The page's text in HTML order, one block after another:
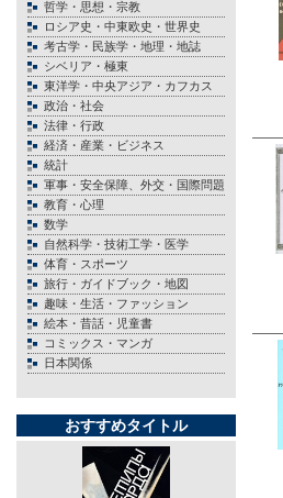
哲学・思想・宗教
ロシア史・中東欧史・世界史
考古学・民族学・地理・地誌
シベリア・極東
東洋学・中央アジア・カフカス
政治・社会
法律・行政
経済・産業・ビジネス
統計
軍事・安全保障、外交・国際問題
教育・心理
数学
自然科学・技術工学・医学
体育・スポーツ
旅行・ガイドブック・地図
趣味・生活・ファッション
絵本・昔話・児童書
コミックス・マンガ
日本関係
おすすめタイトル